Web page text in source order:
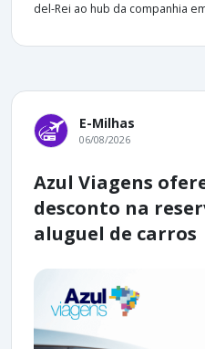
del-Rei ao hub da companhia
E-Milhas
06/08/2026
Azul Viagens
desconto na
aluguel de carros